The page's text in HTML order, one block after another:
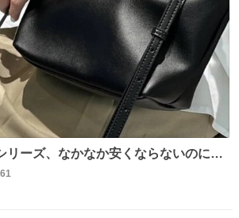
リーズ、なかなか安くならないのにセ
🖤✨レザーなのが反則級にかわいい。
が格上げされる。